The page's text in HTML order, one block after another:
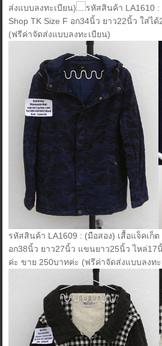
ส่งแบบลงทะเบียน)
รหัสสินค้า LA1610
Shop TK Size F อก34นิ้ว ยาว22นิ้ว ใส่ไ
(ฟรีค่าจัดส่งแบบลงทะเบียน)
รหัสสินค้า LA1609 : (มือสอง) เสื้อแจ็คเก็ต
อก38นิ้ว ยาว27นิ้ว แขนยาว25นิ้ว ไหล่17
ค่ะ ขาย 250บาทค่ะ (ฟรีค่าจัดส่งแบบลงทะ